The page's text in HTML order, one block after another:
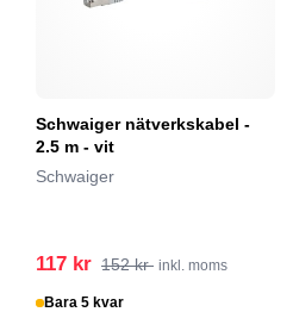
Schwaiger nätverkskabel -
2.5 m - vit
Schwaiger
117 kr 152 kr inkl. moms
Bara 5 kvar